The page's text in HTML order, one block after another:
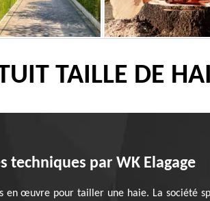
TAILLE DE
techniques par WK Elagage
en œuvre pour tailler une haie. La société